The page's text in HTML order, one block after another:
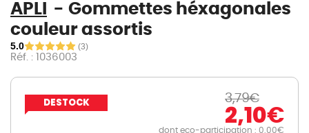
APLI
Gommettes héxagonales
couleur assortis
5.0 (3)
Réf. : 1036003
DESTOCK 3,79€
2,10€
dont eco-participation : 0.00€